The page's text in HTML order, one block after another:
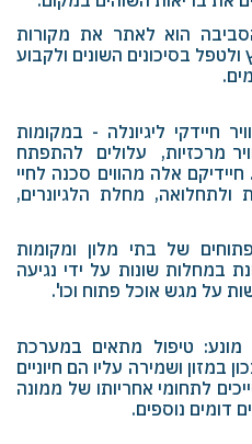
הוא לאתר את מקורות
בסיכונים השונים ולקבוע
חיידקי ליגיונלה - במקומות
מרכזיות, עלולים להתפתח
אלה מהווים סכנה לחיי
ולתחלואה, מחלת הלגיונרים,
פתוחים של בתי מלון ומקומות
במחלות שונות על ידי נגיעה
על מגש אוכל פתוח וכו'.
מונע: טיפול מתאים במערכת
במזון ושמירה עליו הם חיוניים
לתחומי אחריותו של ממונה
דומים נוספים.